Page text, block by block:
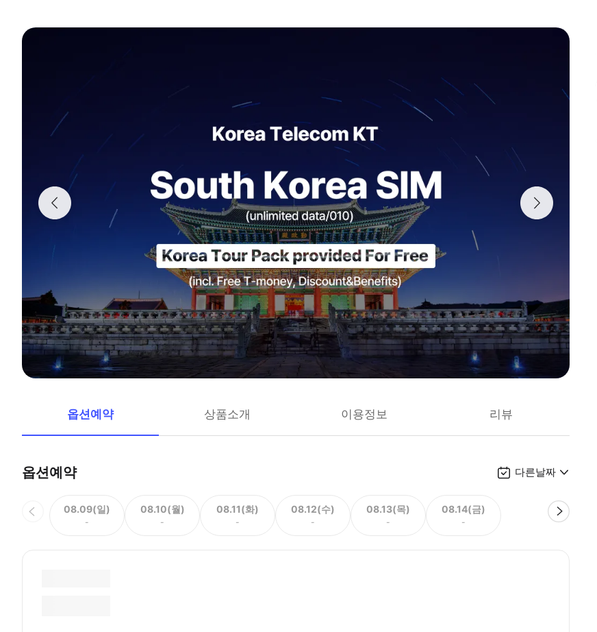
옵션예약 상품소개 이용정보 리뷰
옵션예약 다른날짜
08.09(일)
-
08.10(월)
-
08.11(화)
-
08.12(수)
-
08.13(목)
-
08.14(금)
-